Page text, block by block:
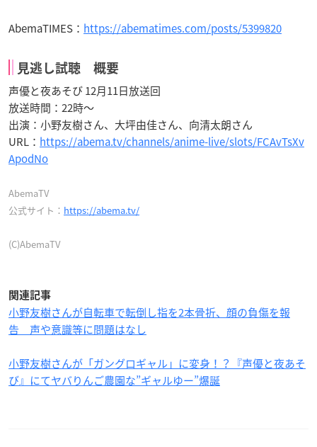
AbemaTIMES： https://abematimes.com/posts/5399820
見逃し試聴 概要
声優と夜あそび 12月11日放送回
放送時間：22時〜
出演：小野友樹さん、大坪由佳さん、向清太朗さん
URL： https://abema.tv/channels/anime-live/slots/FCAvTsXv
ApodNo
AbemaTV
公式サイト： https://abema.tv/
(C)AbemaTV
関連記事
小野友樹さんが自転車で転倒し指を2本骨折、顔の負傷を報
告 声や意識等に問題はなし
小野友樹さんが「ガングロギャル」に変身！？『声優と夜あそ
び』にてヤバりんご農園な”ギャルゆー”爆誕